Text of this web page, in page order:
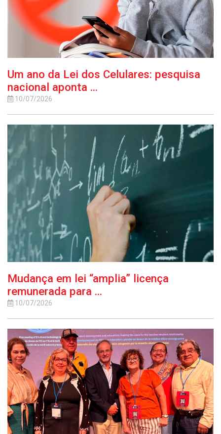
Um ano da Lei dos Celulares: pesquisa
nacional aponta ...
10/07/2026
Mudança em lei “amplia” licença
remunerada para ...
10/07/2026